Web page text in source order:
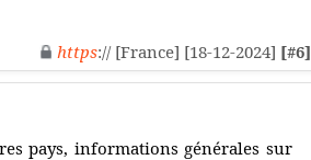
https:// [France] [18-12-2024] [#6]
pays, informations générales sur